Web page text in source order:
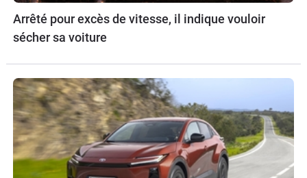
Arrêté pour excès de vitesse, il indique vouloir
sécher sa voiture